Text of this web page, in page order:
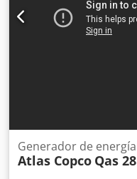
Generador de energía
Atlas Copco Qas 28